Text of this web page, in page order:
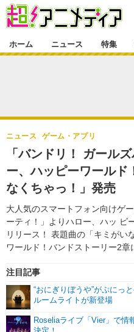
ゲーム・アプリ
グッズ
声優
舞台
特集一覧
ラキりす
連載マンガ
番組・動画
番組・動画一覧
動画
連載・ブログ
連載・ブログ一覧
編集部ブログ・お知らせ
ホーム ニュース 特集
「バンドリ！ ガール
ー、ハッピーワール
なくちゃっ！」発売
大人気のスマートフォン向けゲ
ーティ！」よりハロー、ハッ ピ
リリース！ 表題曲の「キミがい
ワールド！バンドストーリー2章
ニュース ゲーム・アプリ
注目記事
“おにぎりぼうや”がぷにっ
ルームライトが新登場
Roseliaライブ「Vier」で情